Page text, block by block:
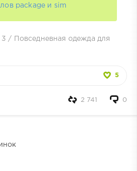
package и sim
3 /
Повседневная одежда для
5
0
2 741